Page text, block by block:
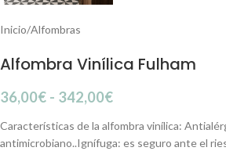
Inicio/Alfombras
Alfombra Vinílica Fulham
36,00€ - 342,00€
Características de la alfombra vinílica:
antimicrobiano..Ignífuga: es seguro ante el